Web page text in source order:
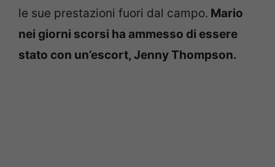
le sue prestazioni fuori dal campo. Mario
nei giorni scorsi ha ammesso di essere
stato con un’escort, Jenny Thompson.